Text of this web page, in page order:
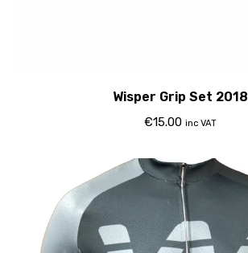
Wisper Grip Set 2018
€15.00 inc VAT